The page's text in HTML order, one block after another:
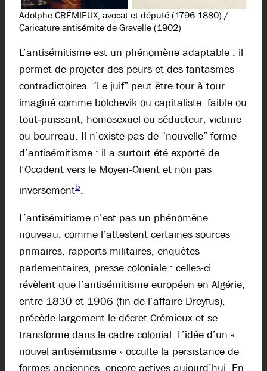
Adolphe CRÉMIEUX, avocat et député (1796-1880) /
Caricature antisémite de Gravelle (1902)
L’antisémitisme est un phénomène adaptable : il
permet de projeter des peurs et des fantasmes
contradictoires. “Le juif” peut être tour à tour
imaginé comme bolchevik ou capitaliste, faible ou
tout‑puissant, homosexuel ou séducteur, victime
ou bourreau. Il n’existe pas de “nouvelle” forme
d’antisémitisme : il a surtout été exporté de
l’Occident vers le Moyen‑Orient et non pas
inversement5.
L’antisémitisme n’est pas un phénomène
nouveau, comme l’attestent certaines sources
primaires, rapports militaires, enquêtes
parlementaires, presse coloniale : celles-ci
révèlent que l’antisémitisme européen en Algérie,
entre 1830 et 1906 (fin de l’affaire Dreyfus),
précède largement le décret Crémieux et se
transforme dans le cadre colonial. L’idée d’un «
nouvel antisémitisme » occulte la persistance de
formes anciennes, encore actives aujourd’hui. En